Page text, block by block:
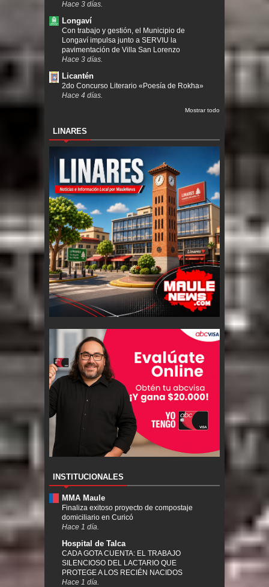
Hace 3 días.
Longaví
Con trabajo y gestión, el Municipio de
Longaví impulsa junto a SERVIU la
pavimentación de Villa San Lorenzo
Hace 3 días.
Licantén
2do Concurso Literario «Poesía de Rokha»
Hace 4 días.
Mostrar todo
LINARES
INSTITUCIONALES
MMA Maule
Finaliza exitoso proyecto de compostaje
domiciliario en Curicó
Hace 1 día.
Hospital de Talca
CADA GOTA CUENTA: EL TRABAJO
SILENCIOSO DEL LACTARIO QUE
PROTEGE A LOS RECIÉN NACIDOS
Hace 1 día.